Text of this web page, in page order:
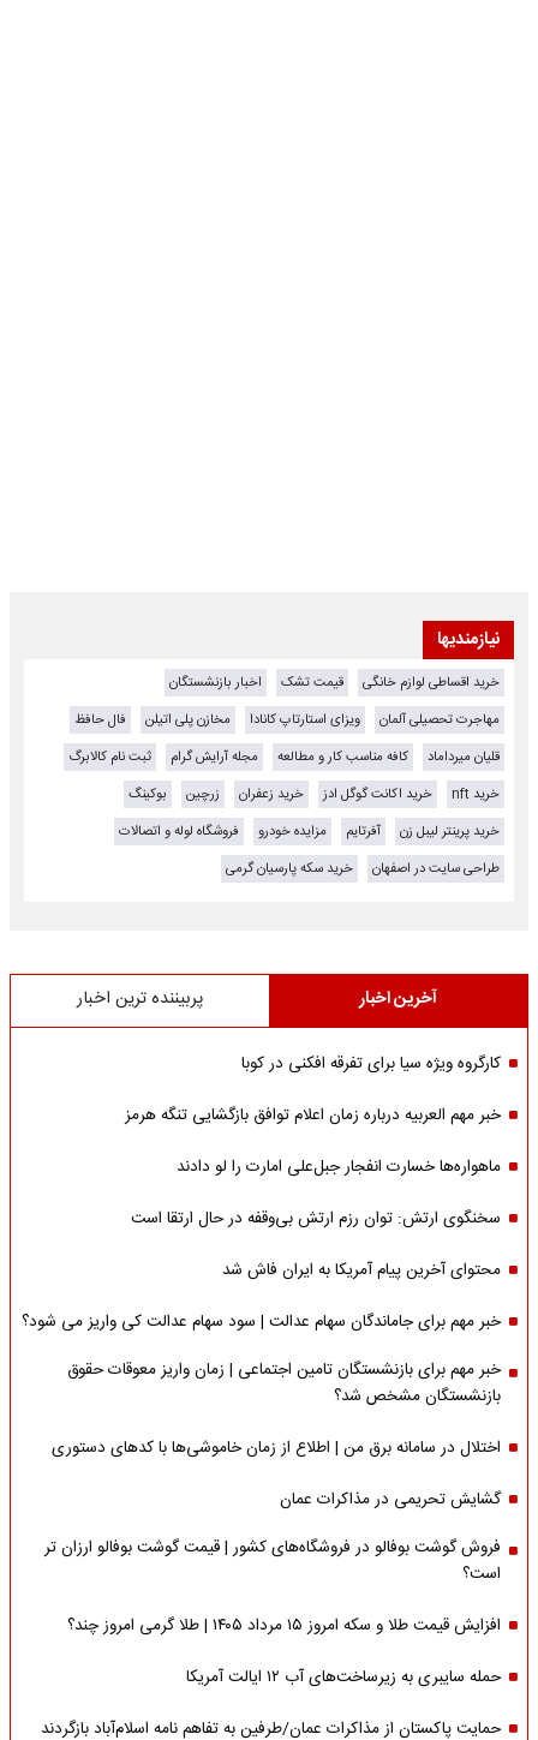
نیازمندیها
خرید اقساطی لوازم خانگی قیمت تشک
اخبار بازنشستگان
مهاجرت تحصیلی آلمان
ویزای استارتاپ کانادا مخازن پلی اتیلن
فال حافظ
قلیان میرداماد
کافه مناسب کار و مطالعه مجله آرایش گرام
ثبت نام کالابرگ
خرید nft
خرید اکانت گوگل ادز خرید زعفران زرچین
بوکینگ
خرید پرینتر لیبل زن
آفرتایم مزایده خودرو
فروشگاه لوله و اتصالات
طراحی سایت در اصفهان
خرید سکه پارسیان گرمی
آخرین اخبار پربیننده ترین اخبار
کارگروه ویژه سیا برای تفرقه افکنی در کوبا
خبر مهم العربیه درباره زمان اعلام توافق بازگشایی تنگه هرمز
ماهواره‌‌ها خسارت انفجار جبل‌علی امارت را لو دادند
سخنگوی ارتش: توان رزم ارتش بی‌وقفه در حال ارتقا است
محتوای آخرین پیام آمریکا به ایران فاش شد
خبر مهم برای جاماندگان سهام عدالت | سود سهام عدالت کی واریز می شود؟
خبر مهم برای بازنشستگان تامین اجتماعی | زمان واریز معوقات حقوق
بازنشستگان مشخص شد؟
اختلال در سامانه برق من | اطلاع از زمان خاموشی‌ها با کدهای دستوری
گشایش تحریمی در مذاکرات عمان
فروش گوشت بوفالو در فروشگاه‌های کشور | قیمت گوشت بوفالو ارزان تر
است؟
افزایش قیمت طلا و سکه امروز ۱۵ مرداد ۱۴۰۵ | طلا گرمی امروز چند؟
حمله سایبری به زیرساخت‌های آب ۱۲ ایالت آمریکا
حمایت پاکستان از مذاکرات عمان/طرفین به تفاهم نامه اسلام‌آباد بازگردند